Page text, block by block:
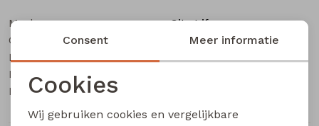
Merk
City Life
Categorie
Dames singlet
Leverancierscode
LT66697 Z10556
Bestelcode
Kleur
Noodzakelijke cookies
Consent Meer informatie
Cookies
Wij gebruiken cookies en vergelijkbare